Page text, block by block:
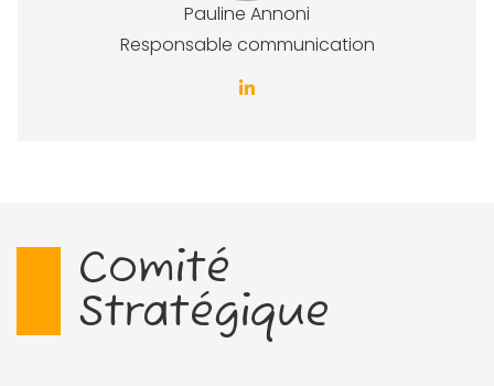
Pauline Annoni
Responsable communication
Comité
Stratégique